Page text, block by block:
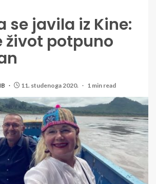
se javila iz Kine:
život potpuno
11. studenoga 2020. 1 min read